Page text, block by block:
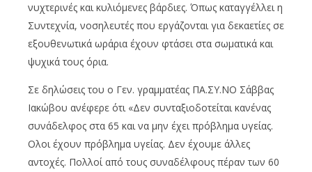
νυχτερινές και κυλιόμενες βάρδιες. Όπως καταγγέλλει η
Συντεχνία, νοσηλευτές που εργάζονται για δεκαετίες σε
εξουθενωτικά ωράρια έχουν φτάσει στα σωματικά και
ψυχικά τους όρια.
Σε δηλώσεις του ο Γεν. γραμματέας ΠΑ.ΣΥ.ΝΟ Σάββας
Ιακώβου ανέφερε ότι «Δεν συνταξιοδοτείται κανένας
συνάδελφος στα 65 και να μην έχει πρόβλημα υγείας.
Ολοι έχουν πρόβλημα υγείας. Δεν έχουμε άλλες
αντοχές. Πολλοί από τους συναδέλφους πέραν των 60